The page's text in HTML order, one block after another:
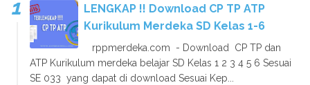
LENGKAP !! Download CP TP ATP
Kurikulum Merdeka SD Kelas 1-6
rppmerdeka.com - Download CP TP dan
ATP Kurikulum merdeka belajar SD Kelas 1 2 3 4 5 6 Sesuai
SE 033 yang dapat di download Sesuai Kep...